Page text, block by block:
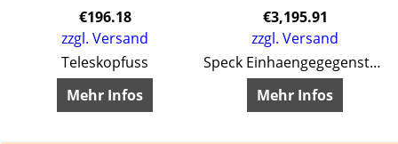
€196.18
zzgl. Versand
Teleskopfuss
Mehr Infos
€3,195.91
zzgl. Versand
Speck Einhaengegegenstromanlage
Mehr Infos